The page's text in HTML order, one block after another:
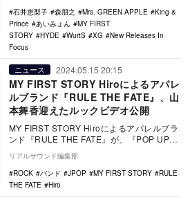
石井恵梨子
森朋之 Mrs. GREEN APPLE
King &
Prince
あいみょん
MY FIRST
STORY
HYDE WurtS XG
New Releases In
Focus
ニュース 2024.05.15 20:15
MY FIRST STORY Hiroによるアパレ
ルブランド『RULE THE FATE』、山
本舞香迎えたルックビデオ公開
MY FIRST STORY Hiroによるアパレルブラ
ンド『RULE THE FATE』が、『POP UP
リアルサウンド編集部
ROCK
バンド JPOP MY FIRST STORY
RULE
THE FATE
Hiro